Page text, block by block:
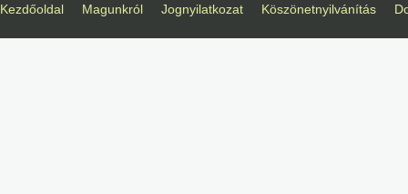
Kezdőoldal Magunkról Jognyilatkozat Köszönetnyilvánítás